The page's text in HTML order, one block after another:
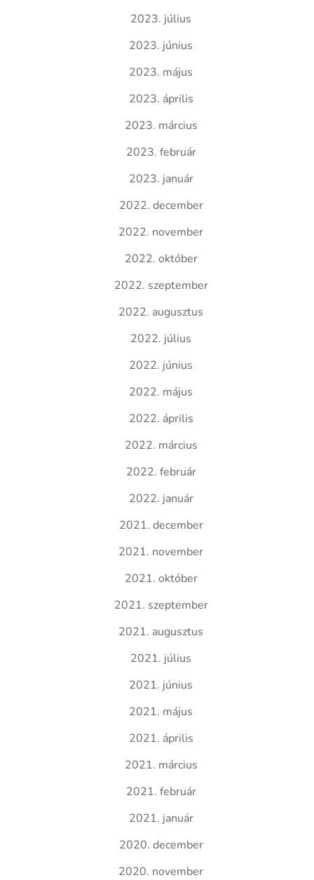
2023. július
2023. június
2023. május
2023. április
2023. március
2023. február
2023. január
2022. december
2022. november
2022. október
2022. szeptember
2022. augusztus
2022. július
2022. június
2022. május
2022. április
2022. március
2022. február
2022. január
2021. december
2021. november
2021. október
2021. szeptember
2021. augusztus
2021. július
2021. június
2021. május
2021. április
2021. március
2021. február
2021. január
2020. december
2020. november